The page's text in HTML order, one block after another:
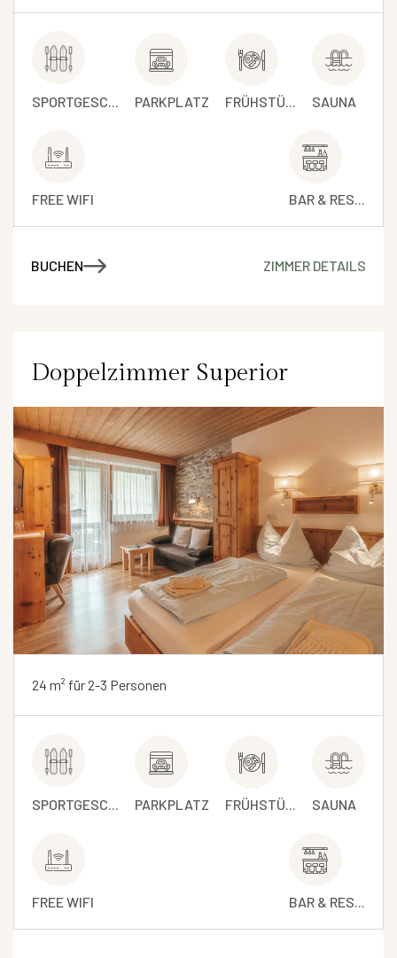
SPORTGESC... PARKPLATZ FRÜHSTÜ... SAUNA
FREE WIFI BAR & RES...
BUCHEN ZIMMER DETAILS
Doppelzimmer Superior
24 m² für 2-3 Personen
SPORTGESC... PARKPLATZ FRÜHSTÜ... SAUNA
FREE WIFI BAR & RES...